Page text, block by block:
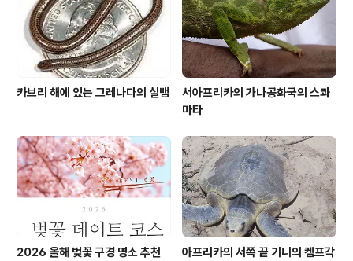
카브리 해에 있는 그레나다의 실뱀
서아프리카의 가나공화국의 스콰
마타
2026 올해 벚꽃 구경 명소 추천
아프리카의 서쪽 끝 기니의 켐프각